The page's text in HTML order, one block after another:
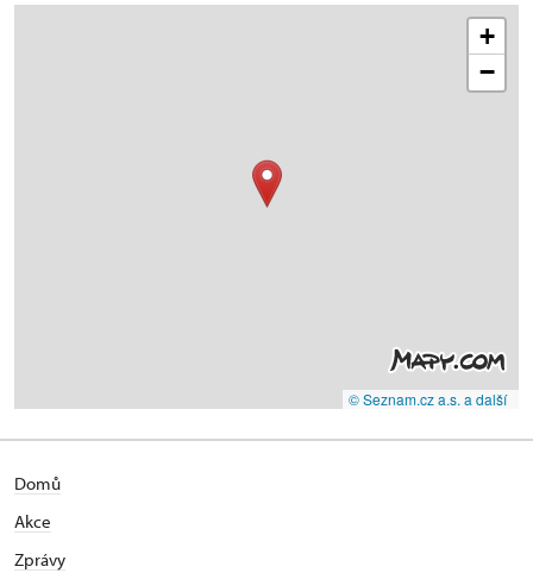
+
−
© Seznam.cz a.s. a další
Domů
Akce
Zprávy